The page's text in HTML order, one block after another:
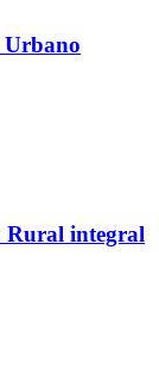
Urbano
Rural integral